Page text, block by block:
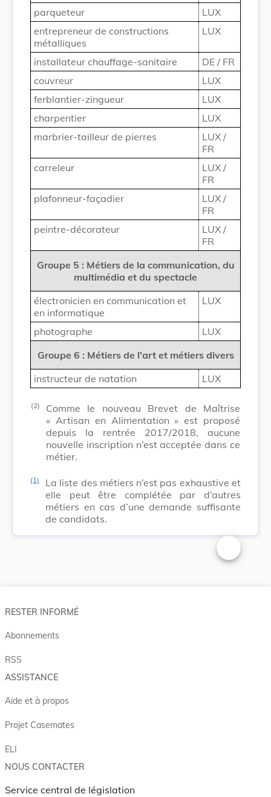
parqueteur
LUX
entrepreneur de constructions
métalliques
LUX
installateur chauffage-sanitaire
DE / FR
couvreur
LUX
ferblantier-zingueur
LUX
charpentier
LUX
marbrier-tailleur de pierres
LUX /
FR
carreleur
LUX /
FR
plafonneur-façadier
LUX /
FR
peintre-décorateur
LUX /
FR
Groupe 5 : Métiers de la communication, du
multimédia et du spectacle
électronicien en communication et
en informatique
LUX
photographe
LUX
Groupe 6 : Métiers de l'art et métiers divers
instructeur de natation
LUX
(2)
Comme le nouveau Brevet de Maîtrise
« Artisan en Alimentation » est proposé
depuis la rentrée 2017/2018, aucune
nouvelle inscription n’est acceptée dans ce
métier.
(1)
La liste des métiers n’est pas exhaustive et
elle peut être complétée par d’autres
métiers en cas d’une demande suffisante
de candidats.
Changer la
RESTER INFORMÉ
Abonnements
RSS
ASSISTANCE
Aide et à propos
Projet Casemates
ELI
NOUS CONTACTER
Service central de législation